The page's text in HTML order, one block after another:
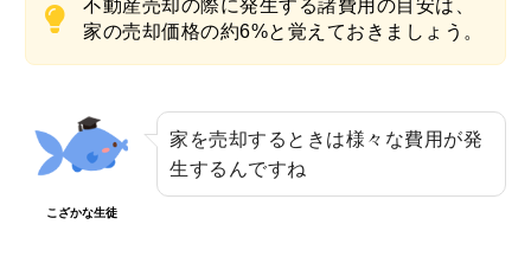
不動産売却の際に発生する諸費用の目安は、
家の売却価格の約6%と覚えておきましょう。
こざかな生徒
家を売却するときは様々な費用が発
生するんですね